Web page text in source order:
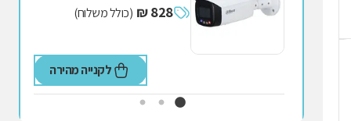
828 ₪ (כולל משלוח)
לקנייה מהירה